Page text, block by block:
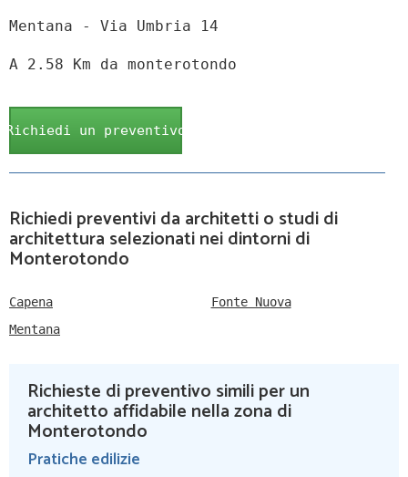
Mentana - Via Umbria 14
A 2.58 Km da monterotondo
Richiedi un preventivo
Richiedi preventivi da architetti o studi di
architettura selezionati nei dintorni di
Monterotondo
Capena
Fonte Nuova
Mentana
Richieste di preventivo simili per un
architetto affidabile nella zona di
Monterotondo
Pratiche edilizie